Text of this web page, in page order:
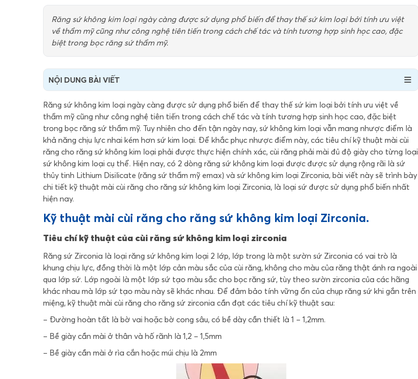
Răng sứ không kim loại ngày càng được sử dụng phổ biến để thay thế sứ kim loại bởi tính ưu việt
về thẩm mỹ cũng như công nghệ tiên tiến trong cách chế tác và tính tương hợp sinh học cao, đặc
biệt trong bọc răng sứ thẩm mỹ.
NỘI DUNG BÀI VIẾT
Răng sứ không kim loại ngày càng được sử dụng phổ biến để thay thế sứ kim loại bởi tính ưu việt về
thẩm mỹ cũng như công nghệ tiên tiến trong cách chế tác và tính tương hợp sinh học cao, đặc biệt
trong bọc răng sứ thẩm mỹ. Tuy nhiên cho đến tận ngày nay, sứ không kim loại vẫn mang nhược điểm là
khả năng chịu lực nhai kém hơn sứ kim loại. Để khắc phục nhược điểm này, các tiêu chí kỹ thuật mài cùi
răng cho răng sứ không kim loại phải được thực hiện chính xác, cùi răng phải mài đủ độ giày cho từng loại
sứ không kim loại cụ thể. Hiện nay, có 2 dòng răng sứ không kim loại được được sử dụng rộng rãi là sứ
thủy tinh Lithium Disilicate (răng sứ thẩm mỹ emax) và sứ không kim loại Zirconia, bài viết này sẽ trình bày
chi tiết kỹ thuật mài cùi răng cho răng sứ không kim loại Zirconia, là loại sứ được sử dụng phổ biến nhất
hiện nay.
Kỹ thuật mài cùi răng cho răng sứ không kim loại Zirconia.
Tiêu chí kỹ thuật của cùi răng sứ không kim loại zirconia
Răng sứ Zirconia là loại răng sứ không kim loại 2 lớp, lớp trong là một sườn sứ Zirconia có vai trò là
khung chịu lực, đồng thời là một lớp cản màu sắc của cùi răng, không cho màu của răng thật ánh ra ngoài
qua lớp sứ. Lớp ngoài là một lớp sứ tạo màu sắc cho bọc răng sứ, tùy theo sườn zirconia của các hãng
khác nhau mà lớp sứ tạo màu này sẽ khác nhau. Để đảm bảo tính vững ổn của chụp răng sứ khi gắn trên
miệng, kỹ thuật mài cùi răng cho răng sứ zirconia cần đạt các tiêu chí kỹ thuật sau:
– Đường hoàn tất là bờ vai hoặc bờ cong sâu, có bề dày cần thiết là 1 – 1,2mm.
– Bề giày cần mài ở thân và hố rãnh là 1,2 – 1,5mm
– Bề giày cần mài ở rìa cắn hoặc múi chịu là 2mm